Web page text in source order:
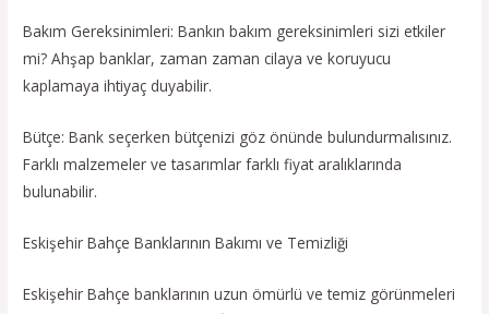
Bakım Gereksinimleri: Bankın bakım gereksinimleri sizi etkiler
mi? Ahşap banklar, zaman zaman cilaya ve koruyucu
kaplamaya ihtiyaç duyabilir.
Bütçe: Bank seçerken bütçenizi göz önünde bulundurmalısınız.
Farklı malzemeler ve tasarımlar farklı fiyat aralıklarında
bulunabilir.
Eskişehir Bahçe Banklarının Bakımı ve Temizliği
Eskişehir Bahçe banklarının uzun ömürlü ve temiz görünmeleri